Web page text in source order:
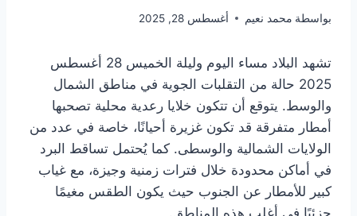
بواسطة محمد نعيم أغسطس 28, 2025
تشهد البلاد مساء اليوم وليلة الخميس 28 أغسطس
2025 حالة من التقلبات الجوية في مناطق الشمال
والوسط. يتوقع أن تتكون خلايا رعدية محلية تصحبها
أمطار متفرقة قد تكون غزيرة أحيانًا، خاصة في عدد من
الولايات الشمالية والوسطى. كما يُحتمل تساقط البرد
في أماكن محدودة خلال فترات زمنية وجيزة، مع غياب
كبير للأمطار عن الجنوب حيث يكون الطقس مغيمًا
جزئيًا في أغلب هذه المناطق.